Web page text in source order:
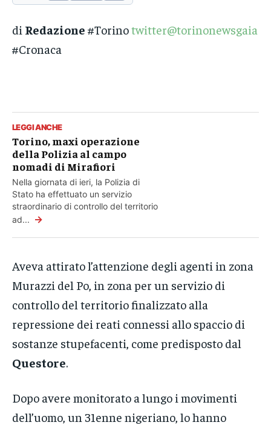
di Redazione #Torinotwitter@torinonewsgaia
#Cronaca
LEGGI ANCHE
Torino, maxi operazione
della Polizia al campo
nomadi di Mirafiori
Nella giornata di ieri, la Polizia di
Stato ha effettuato un servizio
straordinario di controllo del territorio
ad... →
Aveva attirato l’attenzione degli agenti in zona
Murazzi del Po, in zona per un servizio di
controllo del territorio finalizzato alla
repressione dei reati connessi allo spaccio di
sostanze stupefacenti, come predisposto dal
Questore.
Dopo avere monitorato a lungo i movimenti
dell’uomo, un 31enne nigeriano, lo hanno